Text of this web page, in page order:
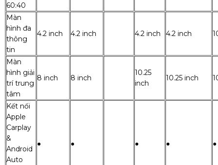
60:40
Màn
hình đa
thông
tin
4.2 inch 4.2 inch 4.2 inch 4.2 inch
Màn
hình giải
trí trung
tâm
8 inch 8 inch
10.25
inch
10.25 inch
Kết nối
Apple
Carplay
&
Android
Auto
● ● ● ● ●